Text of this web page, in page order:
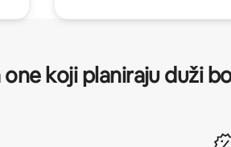
koji planiraju duži